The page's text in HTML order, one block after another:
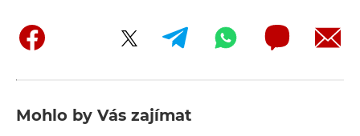
Mohlo by Vás zajímat